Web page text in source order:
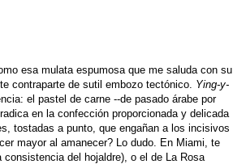
esa mulata espumosa que me saluda con su
contraparte de sutil embozo tectónico. Ying-y-
el pastel de carne --de pasado árabe por
en la confección proporcionada y delicada
tostadas a punto, que engañan a los incisivos
mayor al amanecer? Lo dudo. En Miami, te
del hojaldre), o el de La Rosa